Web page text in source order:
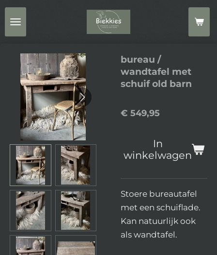
Ga
direct
naar
hoofdinhoud
bureau /
wandtafel met
schuif old barn
€ 549,95
In
winkelwagen
Stoere bureautafel
met een schuiflade.
Kan natuurlijk ook
als wandtafel.